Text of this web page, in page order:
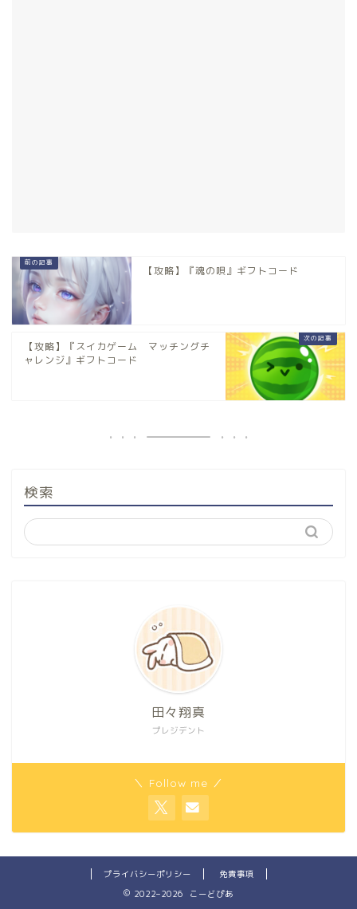
【攻略】『魂の唄』ギフトコード
【攻略】『スイカゲーム マッチングチ
ャレンジ』ギフトコード
検索
プレジデント
田々翔真
＼ Follow me ／
プライバシーポリシー
免責事項
2022–2026 こーどぴあ